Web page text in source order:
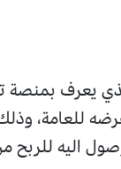
يعرف بمنصة
للعامة،
اليه للربح